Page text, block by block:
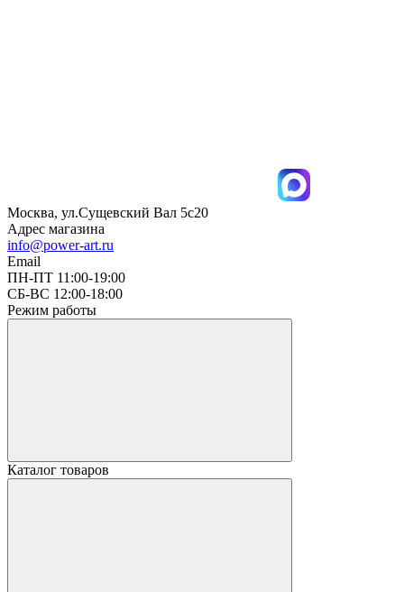
Москва, ул.Сущевский Вал 5с20
Адрес магазина
info@power-art.ru
Email
ПН-ПТ 11:00-19:00
СБ-ВС 12:00-18:00
Режим работы
Каталог товаров